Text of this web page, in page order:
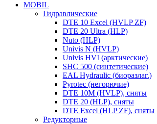
MOBIL
Гидравлические
DTE 10 Excel (HVLP ZF)
DTE 20 Ultra (HLP)
Nuto (HLP)
Univis N (HVLP)
Univis HVI (арктические)
SHC 500 (синтетические)
EAL Hydraulic (биоразлаг.)
Pyrotec (негорючие)
DTE 10M (HVLP), сняты
DTE 20 (HLP), сняты
DTE Excel (HLP ZF), сняты
Редукторные